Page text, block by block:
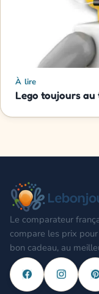
À lire
Lego toujours au
Le comparateur
compare les prix
bon cadeau, au